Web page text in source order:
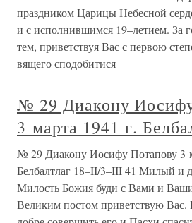
праздником Царицы Небесной
и с исполнившимся 19–летием. За
тем, приветствуя Вас с первою
вящего сподобитися
№ 29 Диакону
3 марта 1941 г.
№ 29 Диакону Иосифу Потапову 3
Белбалтлаг 18–II/3–III 41 Милый и
Милость Божия буди с Вами и
Великим постом приветствую Вас.